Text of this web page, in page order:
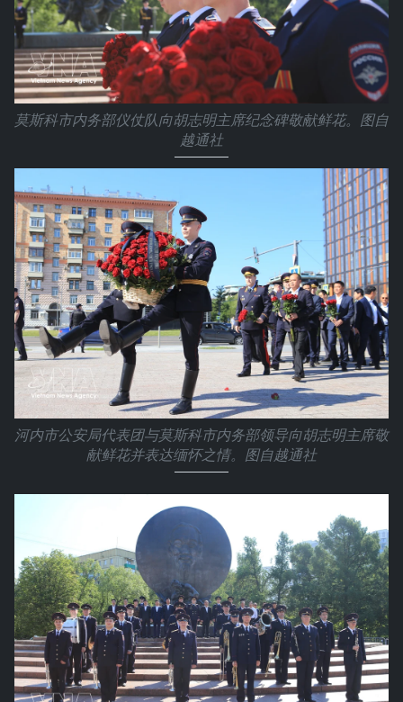
莫斯科市内务部仪仗队向胡志明主席纪念碑敬献鲜花。图自
越通社
河内市公安局代表团与莫斯科市内务部领导向胡志明主席敬
献鲜花并表达缅怀之情。图自越通社